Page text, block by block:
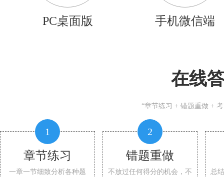
PC桌面版 手机微信端
在线
“章节练习 + 错题重做 +
1
章节练习
一章一节细致分析各种题
2
错题重做
不放过任何得分的机会，不
总